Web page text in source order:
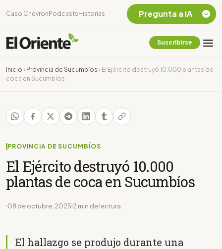
Caso Chevron Podcasts Historias
Suscribirse
Inicio › Provincia de Sucumbíos › El Ejército destruyó 10.000 plantas de
coca en Sucumbíos
PROVINCIA DE SUCUMBÍOS
El Ejército destruyó 10.000
plantas de coca en Sucumbíos
08 de octubre, 2025 2 min de lectura
El hallazgo se produjo durante una
Pregunta a IA
Chevron Ecuador